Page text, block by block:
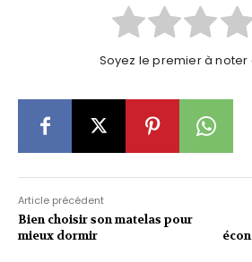
Soyez le premier à noter
Article précédent
Bien choisir son matelas pour
mieux dormir